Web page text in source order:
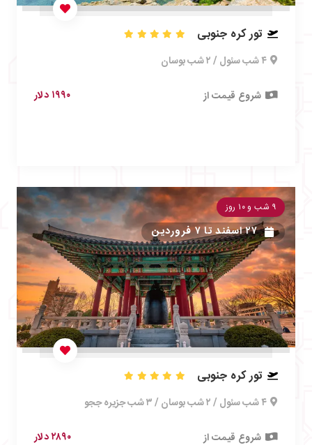
تور کره جنوبی
۴ شب سئول / ۲ شب بوسان
شروع قیمت از ۱۹۹۰ دلار
۹ شب و ۱۰ روز
۲۷ اسفند تا۷ فروردین
تور کره جنوبی
۴ شب سئول / ۲ شب بوسان / ۳ شب جزیره ججو
شروع قیمت از ۲۸۹۰ دلار